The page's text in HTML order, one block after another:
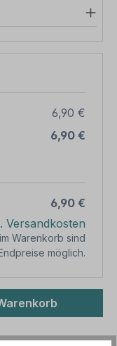
6,90 €
6,90 €
6,90 €
Versandkosten
Warenkorb sind
möglich.